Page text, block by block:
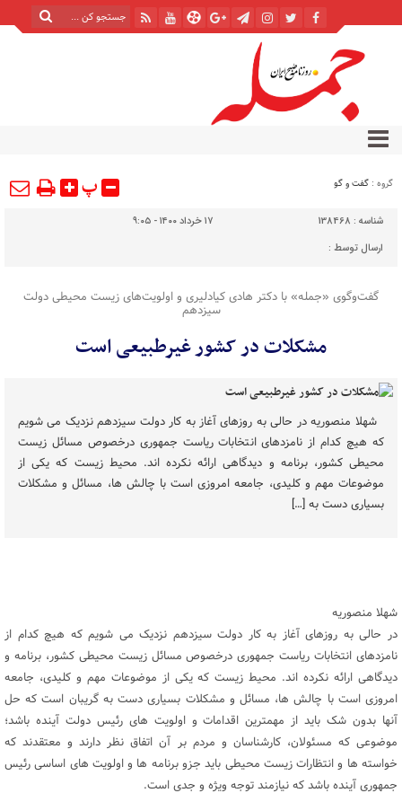
گروه : گفت و گو پ
شناسه : 138468
۱۷ خرداد ۱۴۰۰ - ۹:۰۵
ارسال توسط :
گفت‌وگوی «جمله» با دکتر هادی کیادلیری و اولویت‌های زیست محیطی دولت
سیزدهم
مشکلات در کشور غیرطبیعی است
شهلا منصوریه در حالی به روزهای آغاز به کار دولت سیزدهم نزدیک می ‌شویم
که هیچ کدام از نامزدهای انتخابات ریاست جمهوری درخصوص مسائل زیست
محیطی کشور، برنامه و دیدگاهی ارائه نکرده اند. محیط زیست که یکی از
موضوعات مهم و کلیدی، جامعه امروزی است با چالش ها، مسائل و مشکلات
بسیاری دست به […]
شهلا منصوریه
در حالی به روزهای آغاز به کار دولت سیزدهم نزدیک می ‌شویم که هیچ کدام از
نامزدهای انتخابات ریاست جمهوری درخصوص مسائل زیست محیطی کشور، برنامه و
دیدگاهی ارائه نکرده اند. محیط زیست که یکی از موضوعات مهم و کلیدی، جامعه
امروزی است با چالش ها، مسائل و مشکلات بسیاری دست به گریبان است که حل
آنها بدون شک باید از مهمترین اقدامات و اولویت های رئیس دولت آینده باشد؛
موضوعی که مسئولان، کارشناسان و مردم بر آن اتفاق نظر دارند و معتقدند که
خواسته‌ ها و انتظارات زیست محیطی باید جزو برنامه ها و اولویت‌ های اساسی رئیس
جمهوری آینده باشد که نیازمند توجه ویژه و جدی است.